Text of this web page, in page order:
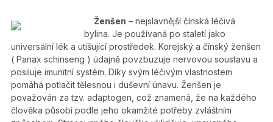
Ženšen – nejslavnější čínská léčivá
bylina. Je používaná po staletí jako
universální lék a utišující prostředek. Korejský a čínský ženšen
( Panax schinseng ) údajně povzbuzuje nervovou soustavu a
posiluje imunitní systém. Díky svým léčivým vlastnostem
pomáhá potlačit tělesnou i duševní únavu. Ženšen je
považován za tzv. adaptogen, což znamená, že na každého
člověka působí podle jeho okamžité potřeby zvláštním